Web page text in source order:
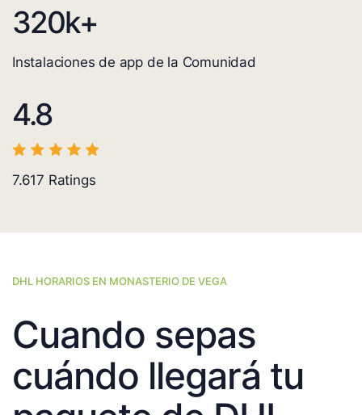
320k+
Instalaciones de app de la Comunidad
4.8
7.617 Ratings
DHL HORARIOS EN MONASTERIO DE VEGA
Cuando sepas
cuándo llegará tu